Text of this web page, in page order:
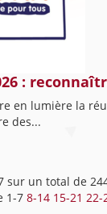
:
en lumière la
des...
sur un total de
1-7 8-14 15-21 22-